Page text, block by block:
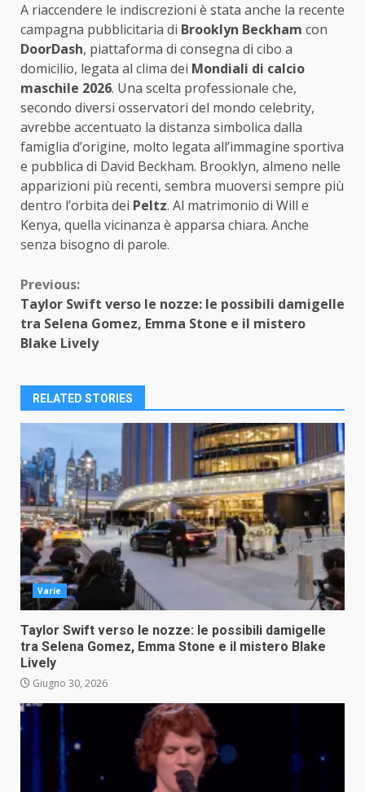
A riaccendere le indiscrezioni è stata anche la recente
campagna pubblicitaria di Brooklyn Beckham con
DoorDash, piattaforma di consegna di cibo a
domicilio, legata al clima dei Mondiali di calcio
maschile 2026. Una scelta professionale che,
secondo diversi osservatori del mondo celebrity,
avrebbe accentuato la distanza simbolica dalla
famiglia d’origine, molto legata all’immagine sportiva
e pubblica di David Beckham. Brooklyn, almeno nelle
apparizioni più recenti, sembra muoversi sempre più
dentro l’orbita dei Peltz. Al matrimonio di Will e
Kenya, quella vicinanza è apparsa chiara. Anche
senza bisogno di parole.
Continue
Reading
Previous:
Taylor Swift verso le nozze: le possibili damigelle
tra Selena Gomez, Emma Stone e il mistero
Blake Lively
RELATED STORIES
Varie
Taylor Swift verso le nozze: le possibili damigelle
tra Selena Gomez, Emma Stone e il mistero Blake
Lively
Giugno 30, 2026